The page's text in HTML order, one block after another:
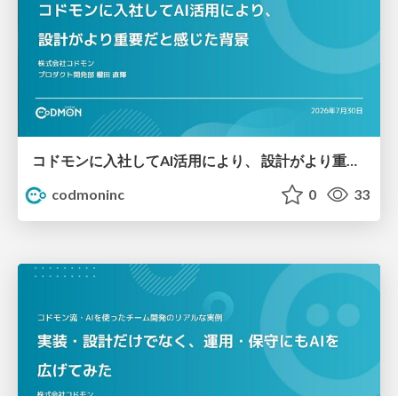
コドモンに入社してAI活用により、 設計がより重要だと感じた背景
codmoninc
0 33